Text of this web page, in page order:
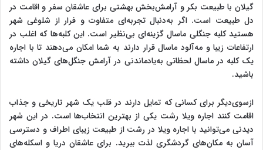
گیلان با طبیعت بکر و آرامش‌بخش بهشتی برای عاشقان سفر و اقامت در
دل طبیعت است. اگر به‌دنبال تجربه‌ای متفاوت و فرار از شلوغی شهر
هستید کلبه جنگلی ماسال گزینه‌ای بی‌نظیر است. این کلبه‌ها که اغلب در
ارتفاعات زیبا و مه‌آلود ماسال قرار دارند به شما امکان می‌دهند تا با اجاره
یک کلبه در ماسال لحظاتی به‌یادماندنی در آرامش جنگل‌های گیلان داشته
باشید.
ازسوی‌دیگر برای کسانی که تمایل دارند در قلب یک شهر تاریخی و جذاب
اقامت کنند اجاره ویلا رشت یکی از بهترین انتخاب‌ها است. در این شهر
دیدنی می‌توانید با اجاره ویلا در رشت از طبیعت زیبای اطراف و دسترسی
آسان به مکان‌های گردشگری لذت ببرید. برای عاشقان دریا و اسکله‌های